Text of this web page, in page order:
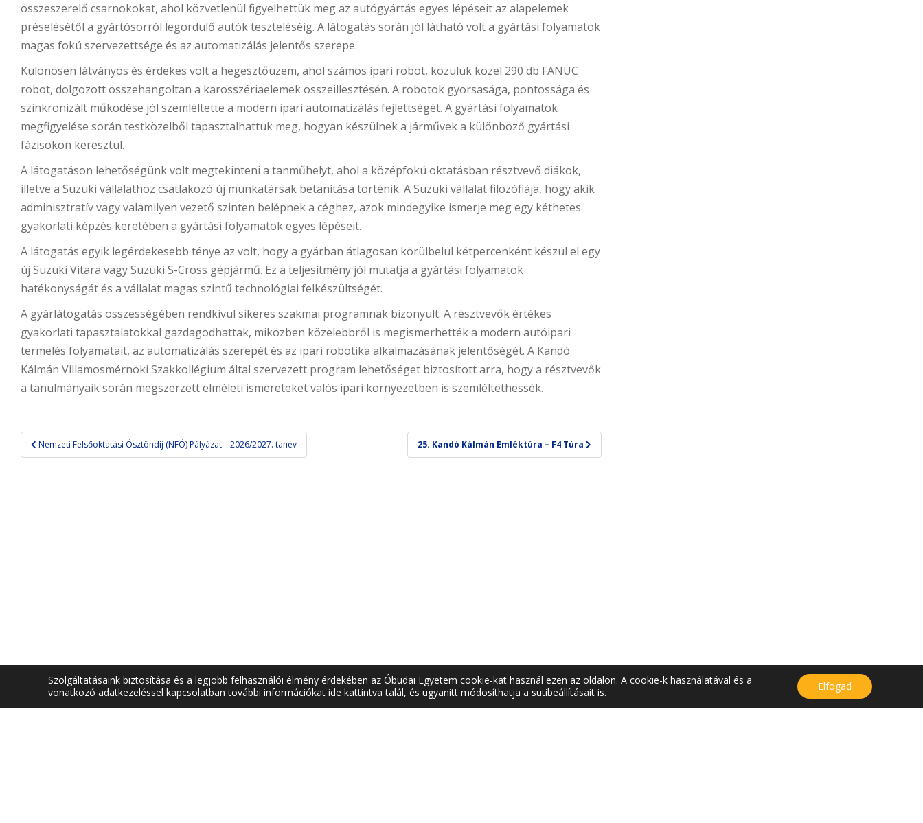
összeszerelő csarnokokat, ahol közvetlenül figyelhettük meg az autógyártás egyes lépéseit az alapelemek
préselésétől a gyártósorról legördülő autók teszteléséig. A látogatás során jól látható volt a gyártási folyamatok
magas fokú szervezettsége és az automatizálás jelentős szerepe.
Különösen látványos és érdekes volt a hegesztőüzem, ahol számos ipari robot, közülük közel 290 db FANUC
robot, dolgozott összehangoltan a karosszériaelemek összeillesztésén. A robotok gyorsasága, pontossága és
szinkronizált működése jól szemléltette a modern ipari automatizálás fejlettségét. A gyártási folyamatok
megfigyelése során testközelből tapasztalhattuk meg, hogyan készülnek a járművek a különböző gyártási
fázisokon keresztül.
A látogatáson lehetőségünk volt megtekinteni a tanműhelyt, ahol a középfokú oktatásban résztvevő diákok,
illetve a Suzuki vállalathoz csatlakozó új munkatársak betanítása történik. A Suzuki vállalat filozófiája, hogy akik
adminisztratív vagy valamilyen vezető szinten belépnek a céghez, azok mindegyike ismerje meg egy kéthetes
gyakorlati képzés keretében a gyártási folyamatok egyes lépéseit.
A látogatás egyik legérdekesebb ténye az volt, hogy a gyárban átlagosan körülbelül kétpercenként készül el egy
új Suzuki Vitara vagy Suzuki S-Cross gépjármű. Ez a teljesítmény jól mutatja a gyártási folyamatok
hatékonyságát és a vállalat magas szintű technológiai felkészültségét.
A gyárlátogatás összességében rendkívül sikeres szakmai programnak bizonyult. A résztvevők értékes
gyakorlati tapasztalatokkal gazdagodhattak, miközben közelebbről is megismerhették a modern autóipari
termelés folyamatait, az automatizálás szerepét és az ipari robotika alkalmazásának jelentőségét. A Kandó
Kálmán Villamosmérnöki Szakkollégium által szervezett program lehetőséget biztosított arra, hogy a résztvevők
a tanulmányaik során megszerzett elméleti ismereteket valós ipari környezetben is szemléltethessék.
Bejegyzés
navigáció
Nemzeti Felsőoktatási Ösztöndíj (NFÖ) Pályázat – 2026/2027. tanév 25. Kandó Kálmán Emléktúra – F4 Túra
Szolgáltatásaink biztosítása és a legjobb felhasználói élmény érdekében az Óbudai Egyetem cookie-kat használ ezen az oldalon. A cookie-k használatával és a
vonatkozó adatkezeléssel kapcsolatban további információkat ide kattintva talál, és ugyanitt módosíthatja a sütibeállításait is. Elfogad